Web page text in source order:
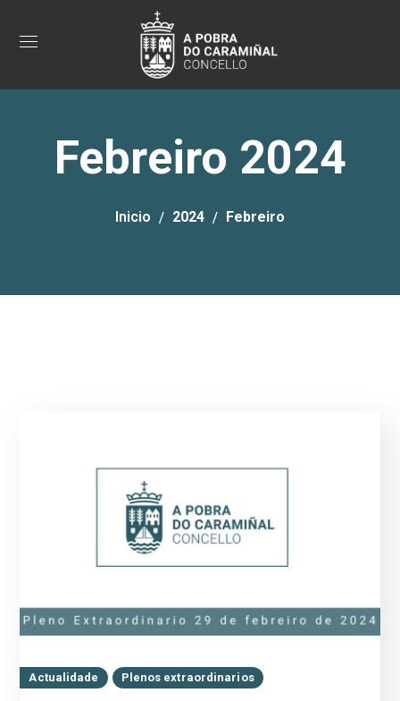
Febreiro 2024
Inicio 2024 Febreiro
Actualidade Plenos extraordinarios